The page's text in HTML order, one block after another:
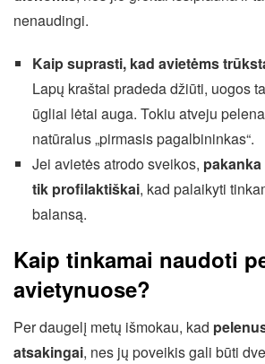
nenaudingi.
Kaip suprasti, kad avietėms
Lapų kraštai pradeda džiūti, uogos
ūgliai lėtai auga. Tokiu atveju
natūralus „pirmasis pagalbininkas“.
Jei avietės atrodo sveikos,
tik profilaktiškai, kad palaikyti
balansą.
Kaip tinkamai naudoti
avietynuose?
Per daugelį metų išmokau, kad
atsakingai, nes jų poveikis gali būti